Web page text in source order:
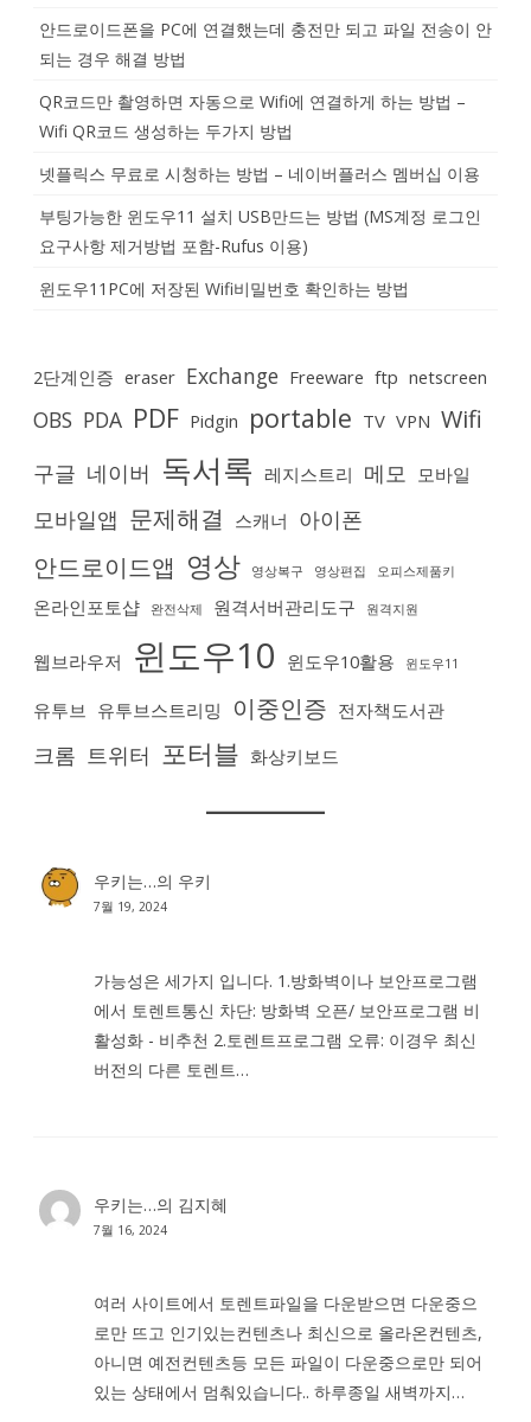
안드로이드폰을 PC에 연결했는데 충전만 되고 파일 전송이 안
되는 경우 해결 방법
QR코드만 촬영하면 자동으로 Wifi에 연결하게 하는 방법 –
Wifi QR코드 생성하는 두가지 방법
넷플릭스 무료로 시청하는 방법 – 네이버플러스 멤버십 이용
부팅가능한 윈도우11 설치 USB만드는 방법 (MS계정 로그인
요구사항 제거방법 포함-Rufus 이용)
윈도우11PC에 저장된 Wifi비밀번호 확인하는 방법
2단계인증 eraser Exchange Freeware ftp netscreen
OBS PDA PDF Pidgin portable TV VPN Wifi
구글 네이버 독서록 레지스트리 메모 모바일
모바일앱 문제해결 스캐너 아이폰
안드로이드앱 영상 영상복구 영상편집 오피스제품키
온라인포토샵 완전삭제 원격서버관리도구 원격지원
웹브라우저 윈도우10 윈도우10활용 윈도우11
유투브 유투브스트리밍 이중인증 전자책도서관
크롬 트위터 포터블 화상키보드
우키는…의 우키
7월 19, 2024
가능성은 세가지 입니다. 1.방화벽이나 보안프로그램
에서 토렌트통신 차단: 방화벽 오픈/ 보안프로그램 비
활성화 - 비추천 2.토렌트프로그램 오류: 이경우 최신
버전의 다른 토렌트…
우키는…의 김지혜
7월 16, 2024
여러 사이트에서 토렌트파일을 다운받으면 다운중으
로만 뜨고 인기있는컨텐츠나 최신으로 올라온컨텐츠,
아니면 예전컨텐츠등 모든 파일이 다운중으로만 되어
있는 상태에서 멈춰있습니다.. 하루종일 새벽까지…